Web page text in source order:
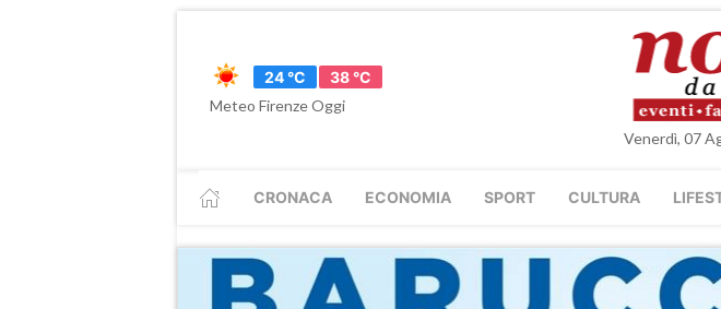
24 °C
38 °C
Meteo Firenze Oggi
Venerdì, 07
CRONACA ECONOMIA SPORT CULTURA